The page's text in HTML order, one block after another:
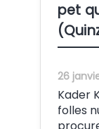
pet
26
Kader
folles